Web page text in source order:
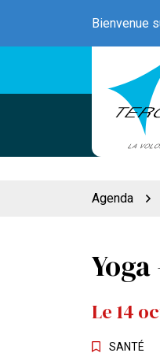
contenu
Bienvenue
Agenda
Le 14
SANTÉ